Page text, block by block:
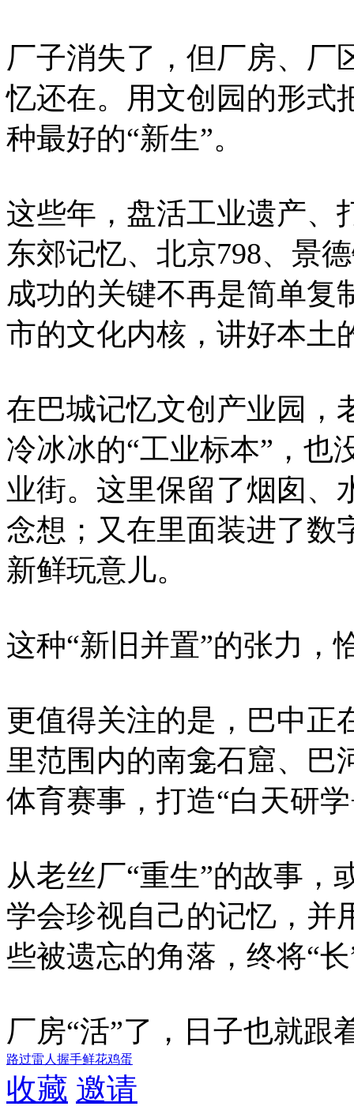
厂子消失了，但厂房、厂
忆还在。用文创园的形式
种最好的“新生”。
这些年，盘活工业遗产、
东郊记忆、北京798、景
成功的关键不再是简单复
市的文化内核，讲好本土
在巴城记忆文创产业园，
冷冰冰的“工业标本”，也
业街。这里保留了烟囱、
念想；又在里面装进了数
新鲜玩意儿。
这种“新旧并置”的张力，
更值得关注的是，巴中正
里范围内的南龛石窟、巴
体育赛事，打造“白天研
从老丝厂“重生”的故事，
学会珍视自己的记忆，并
些被遗忘的角落，终将“
厂房“活”了，日子也就跟
路过雷人 握手鲜花鸡蛋
收藏 邀请